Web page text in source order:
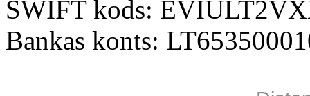
SWIFT kods:
Bankas konts: